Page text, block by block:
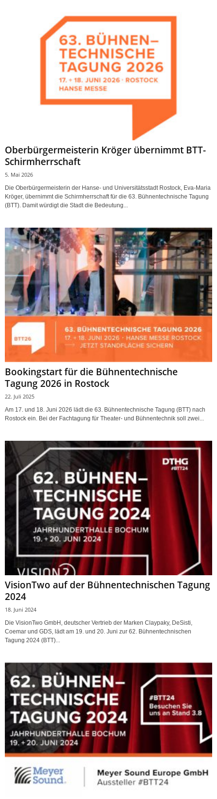
Oberbürgermeisterin Kröger übernimmt BTT-
Schirmherrschaft
5. Mai 2026
Die Oberbürgermeisterin der Hanse- und Universitätsstadt Rostock, Eva-Maria
Kröger, übernimmt die Schirmherrschaft für die 63. Bühnentechnische Tagung
(BTT). Damit würdigt die Stadt die Bedeutung...
Bookingstart für die Bühnentechnische
Tagung 2026 in Rostock
22. Juli 2025
Am 17. und 18. Juni 2026 lädt die 63. Bühnentechnische Tagung (BTT) nach
Rostock ein. Bei der Fachtagung für Theater- und Bühnentechnik soll zwei...
VisionTwo auf der Bühnentechnischen Tagung
2024
18. Juni 2024
Die VisionTwo GmbH, deutscher Vertrieb der Marken Claypaky, DeSisti,
Coemar und GDS, lädt am 19. und 20. Juni zur 62. Bühnentechnischen
Tagung 2024 (BTT)...